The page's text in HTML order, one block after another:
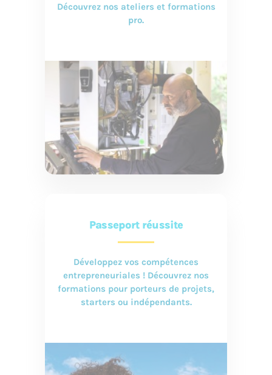
Découvrez nos ateliers et formations
pro.
Passeport réussite
Développez vos compétences
entrepreneuriales ! Découvrez nos
formations pour porteurs de projets,
starters ou indépendants.